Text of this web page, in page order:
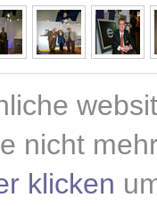
nicht
klicken